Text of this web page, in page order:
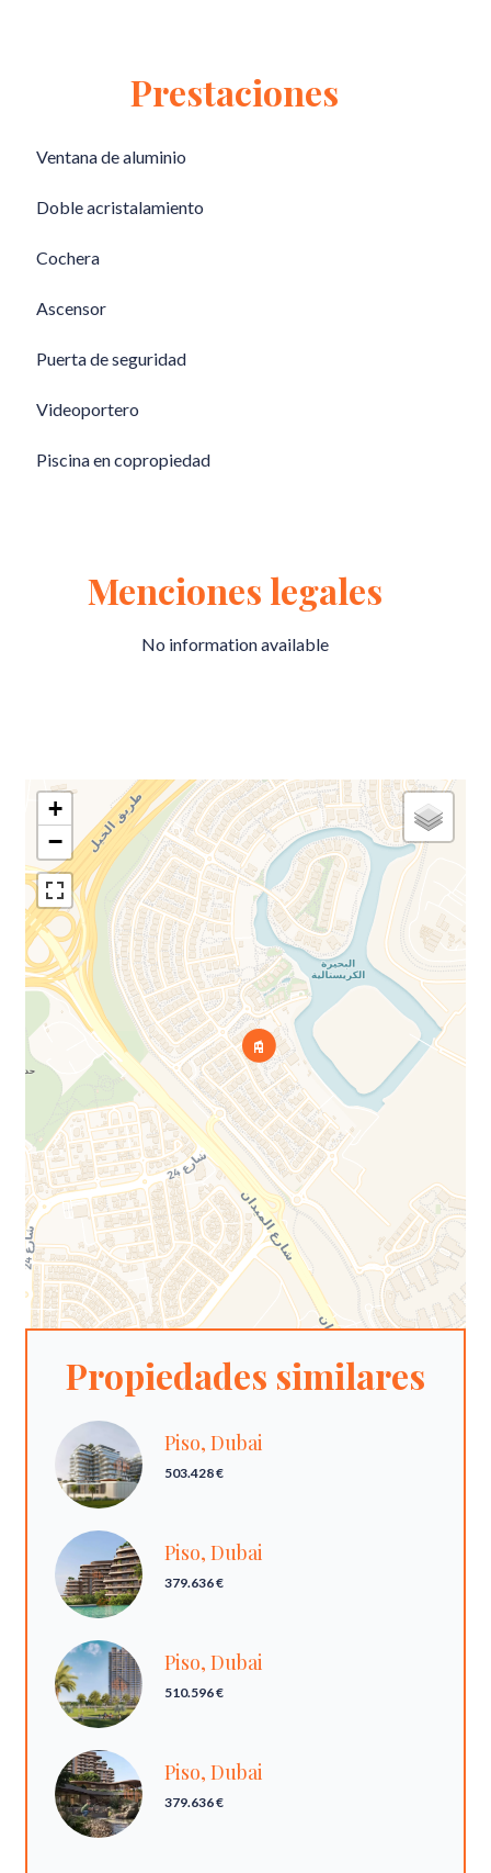
Prestaciones
Ventana de aluminio
Doble acristalamiento
Cochera
Ascensor
Puerta de seguridad
Videoportero
Piscina en copropiedad
Menciones legales
No information available
+
−
Propiedades similares
Piso, Dubai
503.428 €
Piso, Dubai
379.636 €
Piso, Dubai
510.596 €
Piso, Dubai
379.636 €